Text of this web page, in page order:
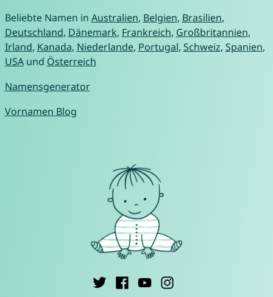
Beliebte Namen in Australien, Belgien, Brasilien,
Deutschland, Dänemark, Frankreich, Großbritannien,
Irland, Kanada, Niederlande, Portugal, Schweiz, Spanien,
USAund Österreich
Namensgenerator
Vornamen Blog